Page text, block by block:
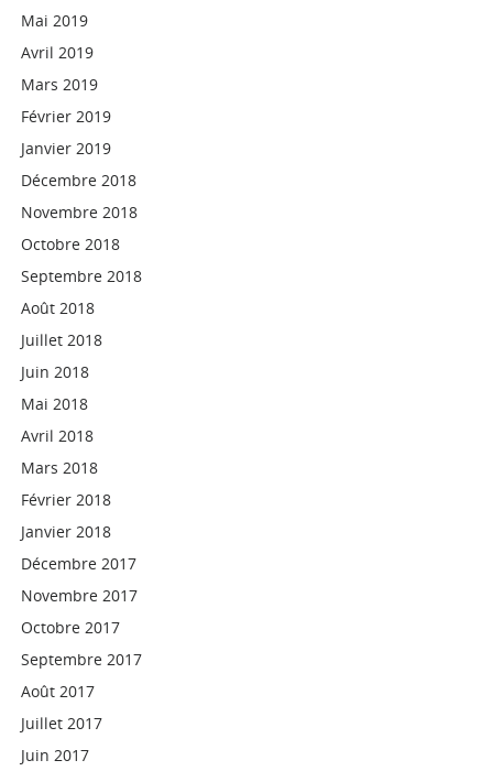
Mai 2019
Avril 2019
Mars 2019
Février 2019
Janvier 2019
Décembre 2018
Novembre 2018
Octobre 2018
Septembre 2018
Août 2018
Juillet 2018
Juin 2018
Mai 2018
Avril 2018
Mars 2018
Février 2018
Janvier 2018
Décembre 2017
Novembre 2017
Octobre 2017
Septembre 2017
Août 2017
Juillet 2017
Juin 2017